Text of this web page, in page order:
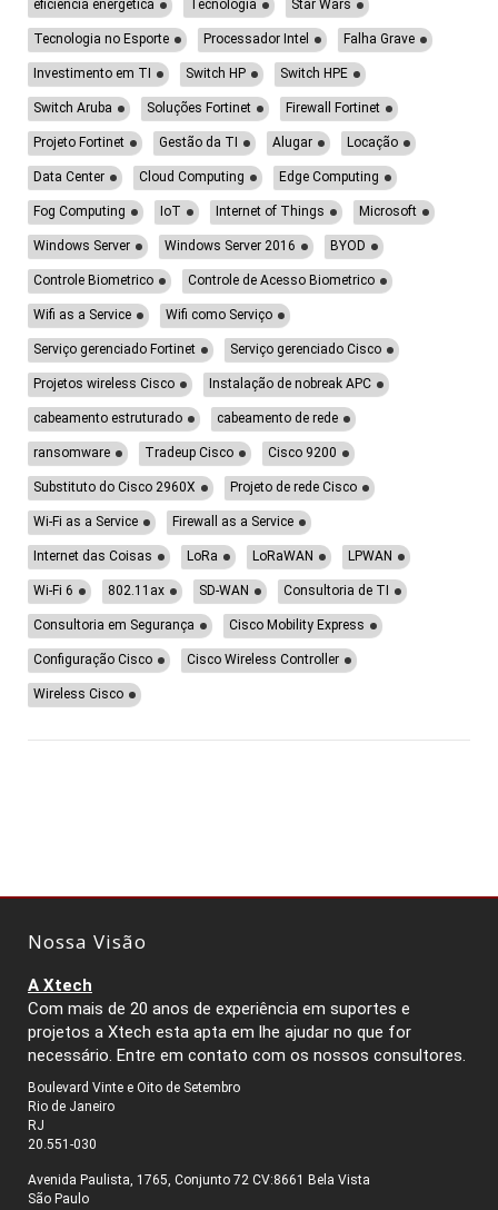
eficiência energética Tecnologia Star Wars
Tecnologia no Esporte Processador Intel Falha Grave
Investimento em TI Switch HP Switch HPE
Switch Aruba Soluções Fortinet Firewall Fortinet
Projeto Fortinet Gestão da TI Alugar Locação
Data Center Cloud Computing Edge Computing
Fog Computing IoT Internet of Things Microsoft
Windows Server Windows Server 2016 BYOD
Controle Biometrico Controle de Acesso Biometrico
Wifi as a Service Wifi como Serviço
Serviço gerenciado Fortinet Serviço gerenciado Cisco
Projetos wireless Cisco Instalação de nobreak APC
cabeamento estruturado cabeamento de rede
ransomware Tradeup Cisco Cisco 9200
Substituto do Cisco 2960X Projeto de rede Cisco
Wi-Fi as a Service Firewall as a Service
Internet das Coisas LoRa LoRaWAN LPWAN
Wi-Fi 6 802.11ax SD-WAN Consultoria de TI
Consultoria em Segurança Cisco Mobility Express
Configuração Cisco Cisco Wireless Controller
Wireless Cisco
Nossa Visão
A Xtech
Com mais de 20 anos de experiência em suportes e
projetos a Xtech esta apta em lhe ajudar no que for
necessário. Entre em contato com os nossos consultores.
Boulevard Vinte e Oito de Setembro
Rio de Janeiro
RJ
20.551-030
Avenida Paulista, 1765, Conjunto 72 CV:8661 Bela Vista
São Paulo